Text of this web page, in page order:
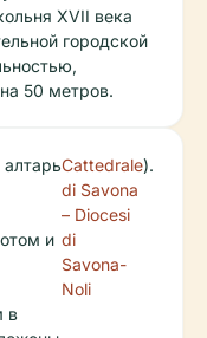
XVII века
городской
50 метров.
и
в
Cattedrale
di Savona
– Diocesi
di
Savona-
Noli
).